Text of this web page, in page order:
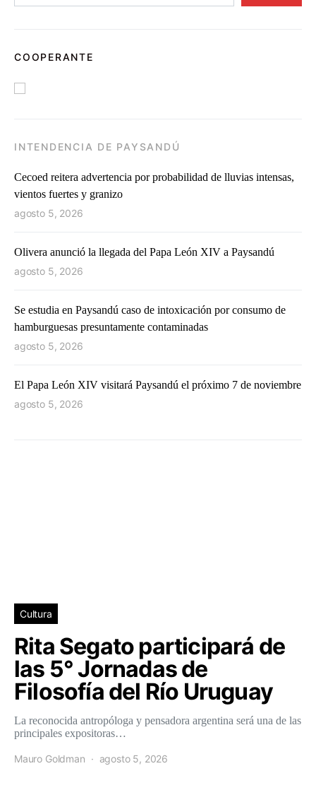
COOPERANTE
INTENDENCIA DE PAYSANDÚ
Cecoed reitera advertencia por probabilidad de lluvias intensas,
vientos fuertes y granizo
agosto 5, 2026
Olivera anunció la llegada del Papa León XIV a Paysandú
agosto 5, 2026
Se estudia en Paysandú caso de intoxicación por consumo de
hamburguesas presuntamente contaminadas
agosto 5, 2026
El Papa León XIV visitará Paysandú el próximo 7 de noviembre
agosto 5, 2026
Cultura
Rita Segato participará de
las 5° Jornadas de
Filosofía del Río Uruguay
La reconocida antropóloga y pensadora argentina será una de las
principales expositoras…
Mauro Goldman agosto 5, 2026